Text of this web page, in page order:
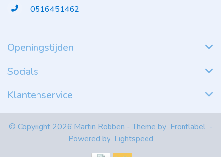
0516451462
Openingstijden
Socials
Klantenservice
© Copyright 2026 Martin Robben - Theme by Frontlabel -
Powered by Lightspeed